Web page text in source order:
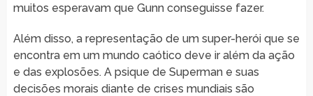
muitos esperavam que Gunn conseguisse fazer.
Além disso, a representação de um super-herói que se
encontra em um mundo caótico deve ir além da ação
e das explosões. A psique de Superman e suas
decisões morais diante de crises mundiais são